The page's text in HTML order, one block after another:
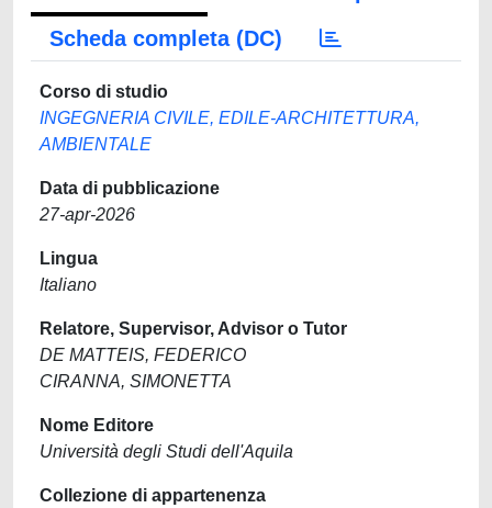
Scheda completa (DC)
Corso di studio
INGEGNERIA CIVILE, EDILE-ARCHITETTURA,
AMBIENTALE
Data di pubblicazione
27-apr-2026
Lingua
Italiano
Relatore, Supervisor, Advisor o Tutor
DE MATTEIS, FEDERICO
CIRANNA, SIMONETTA
Nome Editore
Università degli Studi dell'Aquila
Collezione di appartenenza